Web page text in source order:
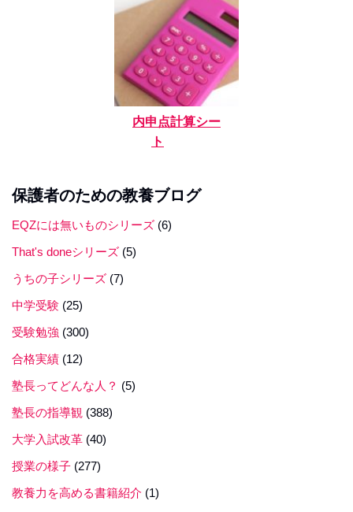
内申点計算シー
ト
保護者のための教養ブログ
EQZには無いものシリーズ (6)
That's doneシリーズ (5)
うちの子シリーズ (7)
中学受験 (25)
受験勉強 (300)
合格実績 (12)
塾長ってどんな人？ (5)
塾長の指導観 (388)
大学入試改革 (40)
授業の様子 (277)
教養力を高める書籍紹介 (1)